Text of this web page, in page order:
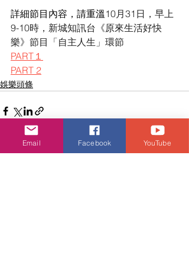
詳細節目內容，請重溫 10月31日，早上
9-10時，新城知訊台《原來生活好快
樂》節目「自主人生」環節
PART１
PART 2
娛樂頭條
Email Facebook YouTube